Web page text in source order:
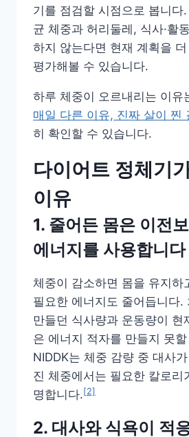
기를 점검할 시점으로 봅니
균 체중과 허리둘레, 식사·활
하지 않는다면 현재 계획을
평가해볼 수 있습니다.
하루 체중이 오르내리는 이유
매일 다른 이유, 진짜 살이 찐
히 확인할 수 있습니다.
다이어트 정체기
이유
1. 줄어든 몸은 이전
에너지를 사용합니다
체중이 감소하면 몸을 유지하
필요한 에너지도 줄어듭니다.
만들던 식사량과 운동량이 현
은 에너지 적자를 만들지 못
NIDDK는 체중 감량 중 대사
진 체중에서는 필요한 칼로리
명합니다.[2]
2. 대사와 식욕이 적